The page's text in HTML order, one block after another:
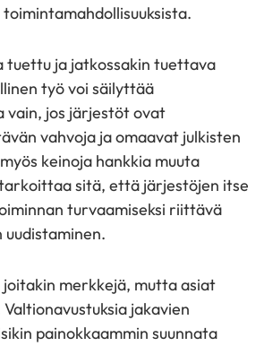
tuettu ja jatkossakin tuettava
työ voi säilyttää
vain, jos järjestöt ovat
vahvoja ja omaavat julkisten
keinoja hankkia muuta
sitä, että järjestöjen itse
turvaamiseksi riittävä
joitakin merkkejä, mutta asiat
jakavien
painokkaammin suunnata